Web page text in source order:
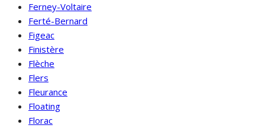
Ferney-Voltaire
Ferté-Bernard
Figeac
Finistère
Flèche
Flers
Fleurance
Floating
Florac